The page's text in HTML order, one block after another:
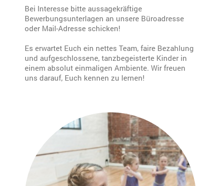
Bei Interesse bitte aussagekräftige
Bewerbungsunterlagen an unsere Büroadresse
oder Mail-Adresse schicken!
Es erwartet Euch ein nettes Team, faire Bezahlung
und aufgeschlossene, tanzbegeisterte Kinder in
einem absolut einmaligen Ambiente. Wir freuen
uns darauf, Euch kennen zu lernen!